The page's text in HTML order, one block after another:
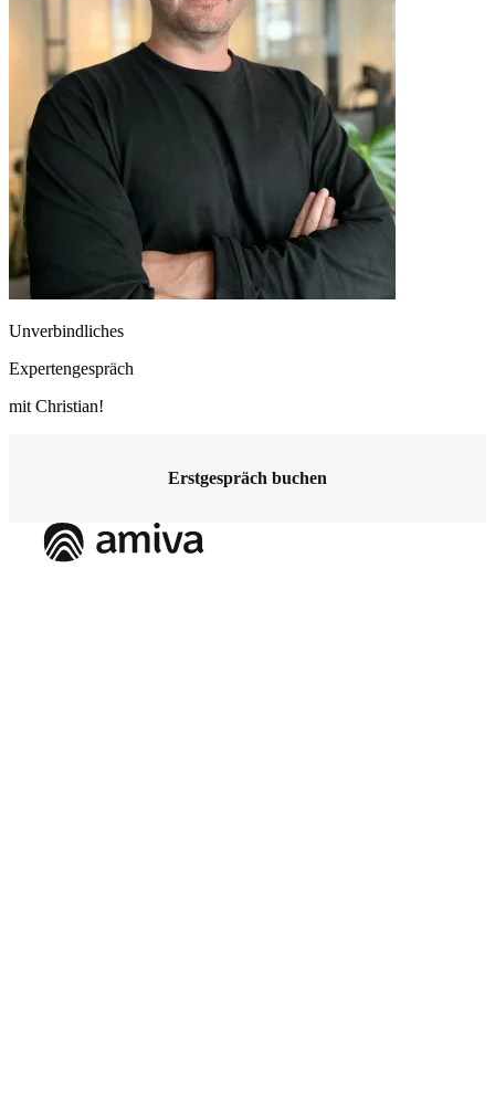
Unverbindliches
Expertengespräch
mit Christian!
Erstgespräch buchen